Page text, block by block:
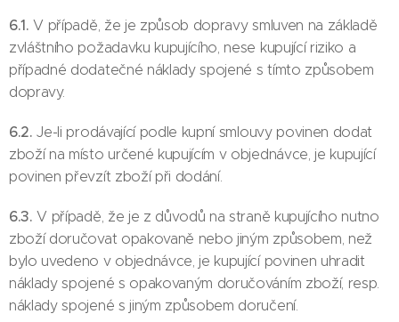
6.1.V případě, že je způsob dopravy smluven na základě
zvláštního požadavku kupujícího, nese kupující riziko a
případné dodatečné náklady spojené s tímto způsobem
dopravy.
6.2.Je-li prodávající podle kupní smlouvy povinen dodat
zboží na místo určené kupujícím v objednávce, je kupující
povinen převzít zboží při dodání.
6.3.V případě, že je z důvodů na straně kupujícího nutno
zboží doručovat opakovaně nebo jiným způsobem, než
bylo uvedeno v objednávce, je kupující povinen uhradit
náklady spojené s opakovaným doručováním zboží, resp.
náklady spojené s jiným způsobem doručení.